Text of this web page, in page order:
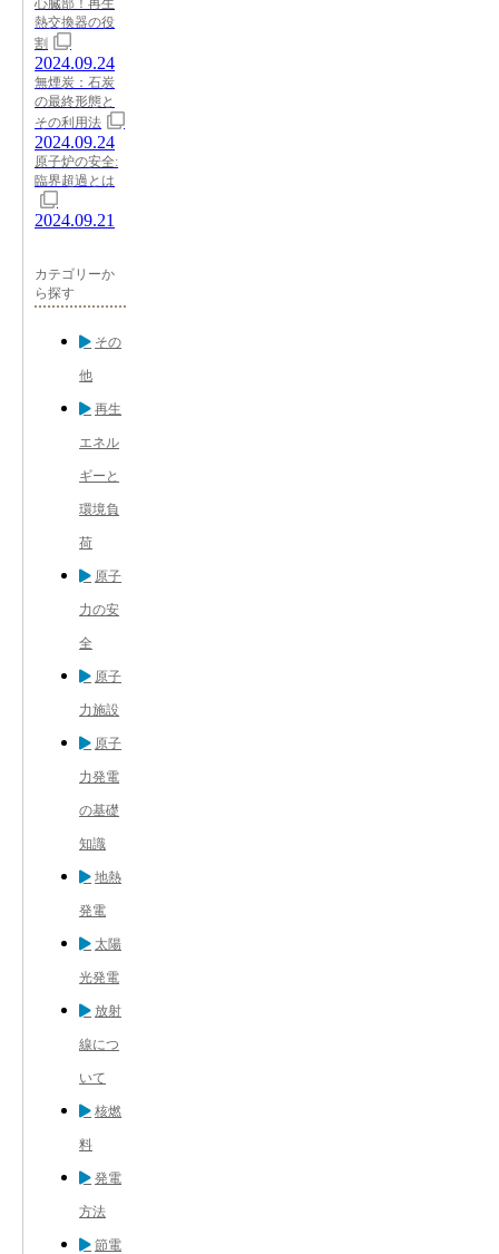
心臓部！再生
熱交換器の役
割
2024.09.24
無煙炭：石炭
の最終形態と
その利用法
2024.09.24
原子炉の安全:
臨界超過とは
2024.09.21
カテゴリーか
ら探す
その
他
再生
エネル
ギーと
環境負
荷
原子
力の安
全
原子
力施設
原子
力発電
の基礎
知識
地熱
発電
太陽
光発電
放射
線につ
いて
核燃
料
発電
方法
節電